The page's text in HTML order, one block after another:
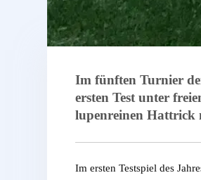
Im fünften Turnier
ersten Test unter
lupenreinen Hattrick
Im ersten Testspiel des